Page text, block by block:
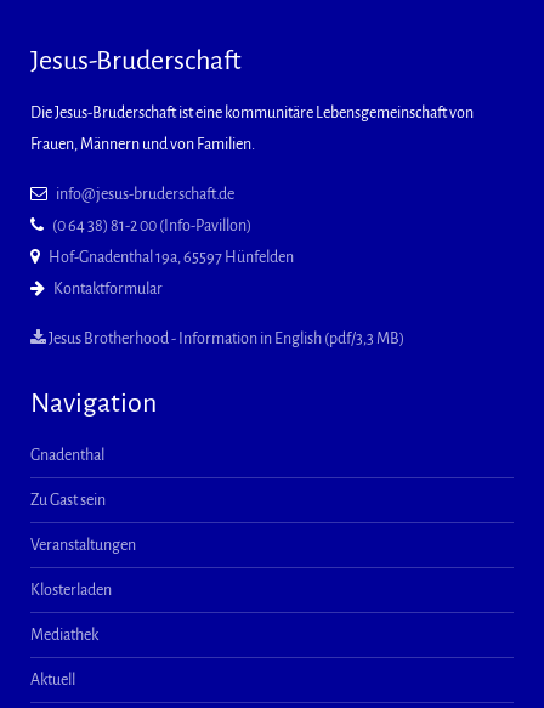
Jesus-Bruderschaft
Die Jesus-Bruderschaft ist eine kommunitäre Lebensgemeinschaft von
Frauen, Männern und von Familien.
info@jesus-bruderschaft.de
(0 64 38) 81-2 00 (Info-Pavillon)
Hof-Gnadenthal 19a, 65597 Hünfelden
Kontaktformular
Jesus Brotherhood - Information in English (pdf/3,3 MB)
Navigation
Gnadenthal
Zu Gast sein
Veranstaltungen
Klosterladen
Mediathek
Aktuell